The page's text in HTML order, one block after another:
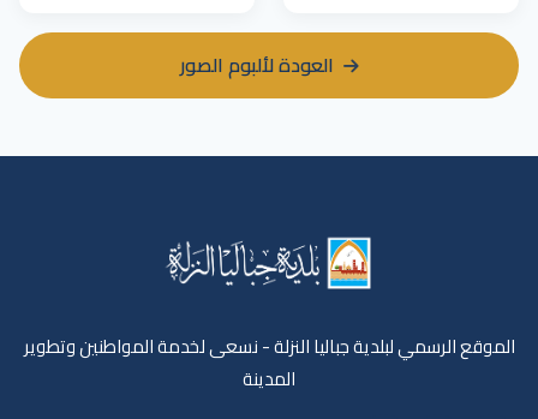
العودة لألبوم الصور
الموقع الرسمي لبلدية جباليا النزلة - نسعى لخدمة المواطنين وتطوير
المدينة